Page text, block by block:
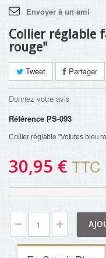
Envoyer à un ami
Collier réglable
rouge"
Tweet Partager
Donnez votre avis
Référence PS-093
Collier réglable "Volutes bleu
30,95 € TTC